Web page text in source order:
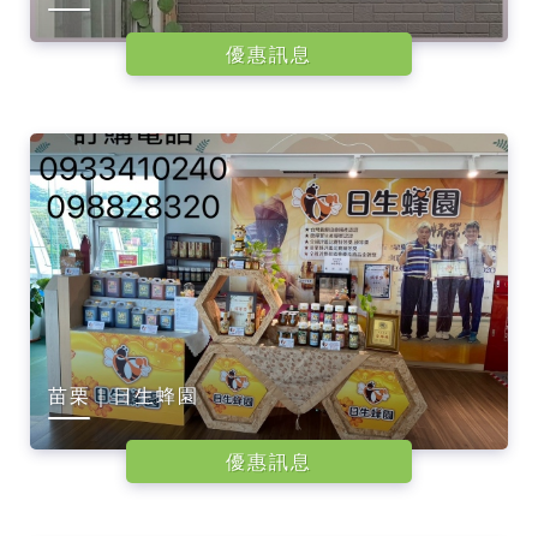
好
卡
優惠訊息
苗栗｜日生蜂園
優惠訊息